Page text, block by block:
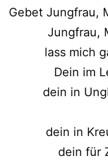
Gebet Jungfrau,
Jungfrau,
lass mich
Dein im
dein in
dein in
dein für